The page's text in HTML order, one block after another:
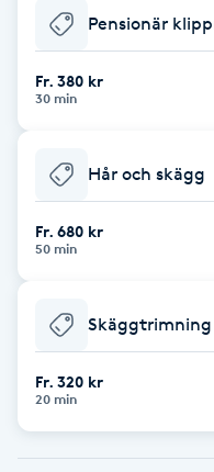
Brynfärgning
Brynplockning
Bröllopsuppsättning
C
Celluliter
Coachning
Color correction
Pensionär
Fr. 380 kr
30 min
Hår och skägg
Fr. 680 kr
50 min
Skäggtrimning
Fr. 320 kr
20 min